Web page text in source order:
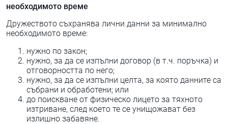
необходимото време
Дружеството съхранява лични данни за минимално
необходимото време:
нужно по закон;
нужно, за да се изпълни договор (в т.ч. поръчка) и
отговорността по него;
нужно, за да се изпълни целта, за която данните са
събрани и обработени; или
до поискване от физическо лицето за тяхното
изтриване, след което те се унищожават без
излишно забавяне.